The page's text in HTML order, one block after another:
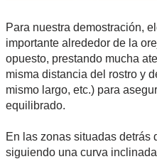
Para nuestra demostración,
importante alrededor de la
opuesto, prestando mucha
misma distancia del rostro y
mismo largo, etc.) para
equilibrado.
En las zonas situadas detrás
siguiendo una curva